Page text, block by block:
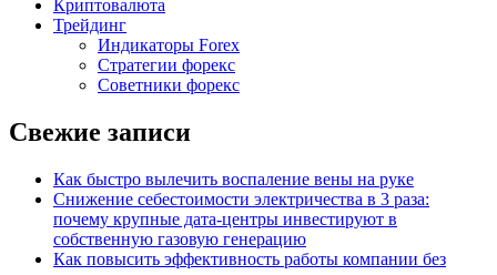
Криптовалюта
Трейдинг
Индикаторы Forex
Стратегии форекс
Советники форекс
Свежие записи
Как быстро вылечить воспаление вены на руке
Снижение себестоимости электричества в 3 раза:
почему крупные дата-центры инвестируют в
собственную газовую генерацию
Как повысить эффективность работы компании без